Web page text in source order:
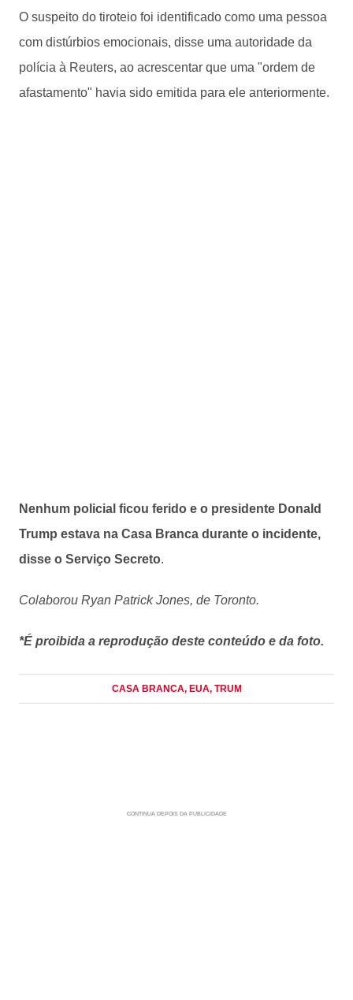
O suspeito do tiroteio foi identificado como uma pessoa
com distúrbios emocionais, disse uma autoridade da
polícia à Reuters, ao acrescentar que uma "ordem de
afastamento" havia sido emitida para ele anteriormente.
Nenhum policial ficou ferido e o presidente Donald
Trump estava na Casa Branca durante o incidente,
disse o Serviço Secreto.
Colaborou Ryan Patrick Jones, de Toronto.
*É proibida a reprodução deste conteúdo e da foto.
CASA BRANCA, EUA, TRUM